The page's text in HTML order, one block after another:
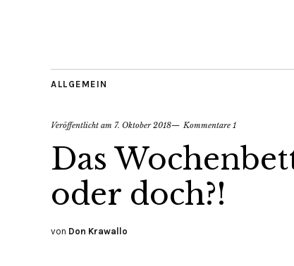
ALLGEMEIN
Veröffentlicht am 7. Oktober 2018 Kommentare 1
Das
oder doch?!
von Don Krawallo